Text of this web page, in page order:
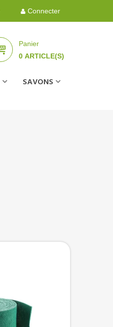
Connecter
Panier
0 ARTICLE(S)
SAVONS